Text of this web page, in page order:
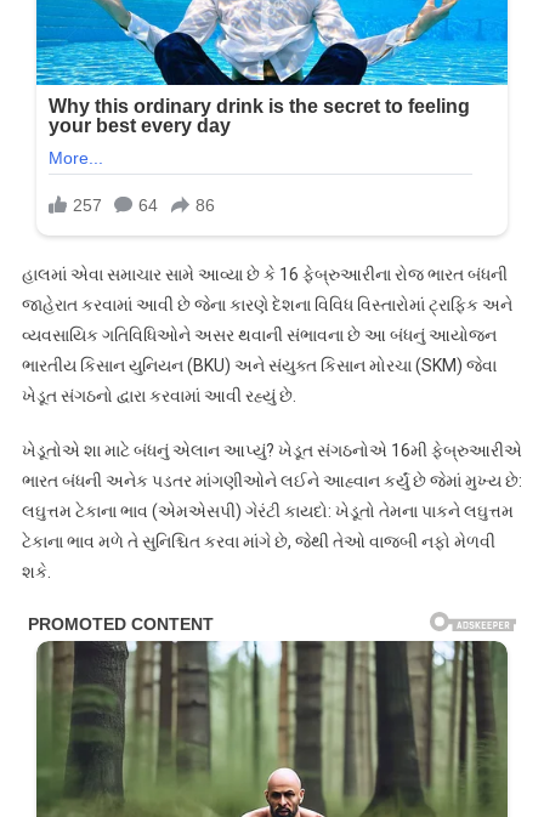
હાલમાં એવા સમાચાર સામે આવ્યા છે કે 16 ફેબ્રુઆરીના રોજ ભારત બંધની
જાહેરાત કરવામાં આવી છે જેના કારણે દેશના વિવિધ વિસ્તારોમાં ટ્રાફિક અને
વ્યવસાયિક ગતિવિધિઓને અસર થવાની સંભાવના છે આ બંધનું આયોજન
ભારતીય કિસાન યુનિયન (BKU) અને સંયુક્ત કિસાન મોરચા (SKM) જેવા
ખેડૂત સંગઠનો દ્વારા કરવામાં આવી રહ્યું છે.
ખેડૂતોએ શા માટે બંધનું એલાન આપ્યું? ખેડૂત સંગઠનોએ 16મી ફેબ્રુઆરીએ
ભારત બંધની અનેક પડતર માંગણીઓને લઈને આહ્વાન કર્યું છે જેમાં મુખ્ય છે:
લઘુત્તમ ટેકાના ભાવ (એમએસપી) ગેરંટી કાયદો: ખેડૂતો તેમના પાકને લઘુત્તમ
ટેકાના ભાવ મળે તે સુનિશ્ચિત કરવા માંગે છે, જેથી તેઓ વાજબી નફો મેળવી
શકે.